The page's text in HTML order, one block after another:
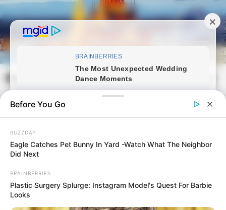
Skip
to
content
Magyarvilag.com
Search
Before You Go
BUZZDAY
Eagle Catches Pet Bunny In Yard -Watch What The Neighbor
Did Next
BRAINBERRIES
Plastic Surgery Splurge: Instagram Model's Quest For Barbie
Looks